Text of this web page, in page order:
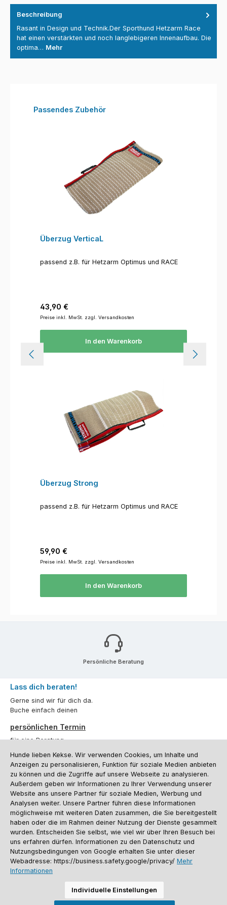
Beschreibung
Rasant in Design und Technik.Der Sporthund Hetzarm Race
hat einen verstärkten und noch langlebigeren Innenaufbau. Die
optima… Mehr
Produktgalerie überspringen
Passendes Zubehör
Überzug VerticaL
passend z.B. für Hetzarm Optimus und RACE
Regulärer Preis:
43,90 €
Preise inkl. MwSt. zzgl. Versandkosten
In den Warenkorb
Überzug Strong
passend z.B. für Hetzarm Optimus und RACE
Regulärer Preis:
59,90 €
Preise inkl. MwSt. zzgl. Versandkosten
In den Warenkorb
Persönliche Beratung
Lass dich beraten!
Gerne sind wir für dich da.
Buche einfach deinen
persönlichen Termin
für eine Beratung.
Oder über unserKontaktformular.
Vertrag widerrufen
Kundenservice
Informationen
Social Media und Kontakt
Versandinformationen
Batterieentsorgung
Warenrücksendung Sporthund Katalog
Alle Preise inkl. gesetzl. Mehrwertsteuer zzgl.Versandkosten
Hunde lieben Kekse. Wir verwenden Cookies, um Inhalte und
Anzeigen zu personalisieren, Funktion für soziale Medien anbieten
zu können und die Zugriffe auf unsere Webseite zu analysieren.
Außerdem geben wir Informationen zu Ihrer Verwendung unserer
Website ans unsere Partner für soziale Medien, Werbung und
Analysen weiter. Unsere Partner führen diese Informationen
möglichweise mit weiteren Daten zusammen, die Sie bereitgestellt
haben oder die im Rahmen deiner Nutzung der Dienste gesammelt
wurden. Entscheiden Sie selbst, wie viel wir über Ihren Besuch bei
uns erfahren dürfen. Informationen zu den Datenschutz und
Nutzungsbedingungen von Google erhalten Sie unter dieser
Webadresse: https://business.safety.google/privacy/ Mehr
Informationen
Individuelle Einstellungen